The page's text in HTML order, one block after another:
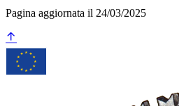
Pagina aggiornata il 24/03/2025